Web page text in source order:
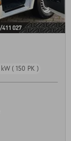
kW ( 150 PK )